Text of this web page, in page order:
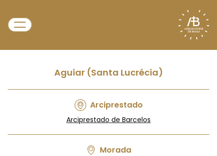
Aguiar (Santa Lucrécia)
Arciprestado
Arciprestado de Barcelos
Morada